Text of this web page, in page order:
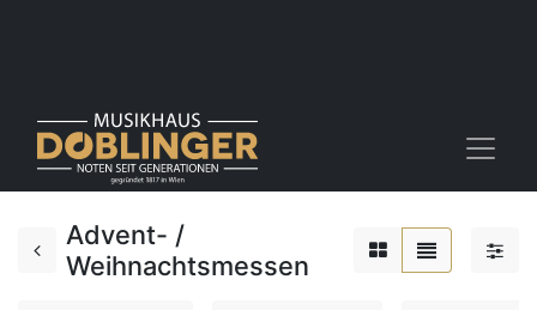
Advent- /
Weihnachtsmessen